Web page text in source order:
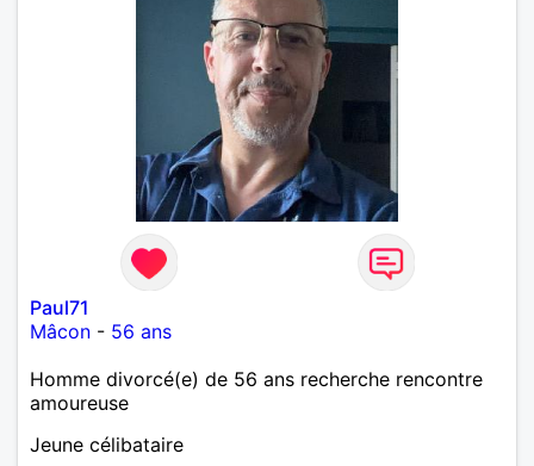
Paul71
Mâcon - 56 ans
Homme divorcé(e) de 56 ans recherche rencontre
amoureuse
Jeune célibataire